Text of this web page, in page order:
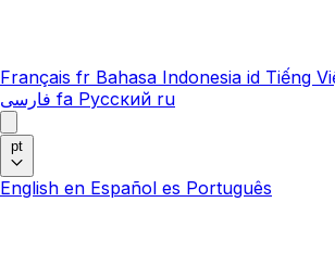
Français fr Bahasa Indonesia id Tiếng
فارسی fa Русский ru
pt
English en Español es Português